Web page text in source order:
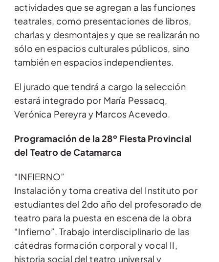
actividades que se agregan a las funciones
teatrales, como presentaciones de libros,
charlas y desmontajes y que se realizarán no
sólo en espacios culturales públicos, sino
también en espacios independientes.
El jurado que tendrá a cargo la selección
estará integrado por María Pessacq,
Verónica Pereyra y Marcos Acevedo.
Programación de la 28º Fiesta Provincial
del Teatro de Catamarca
“INFIERNO”
Instalación y toma creativa del Instituto por
estudiantes del 2do año del profesorado de
teatro para la puesta en escena de la obra
“Infierno”. Trabajo interdisciplinario de las
cátedras formación corporal y vocal II,
historia social del teatro universal y